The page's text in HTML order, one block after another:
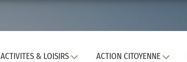
ACTIVITES & LOISIRS ACTION CITOYENNE